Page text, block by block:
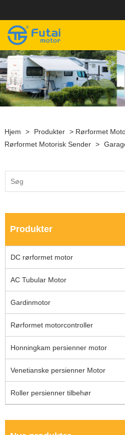
Hjem > Produkter > Rørformet
Rørformet Motorisk Sender >
Produkter
DC rørformet motor
AC Tubular Motor
Gardinmotor
Rørformet motorcontroller
Honningkam persienner motor
Venetianske persienner Motor
Roller persienner tilbehør